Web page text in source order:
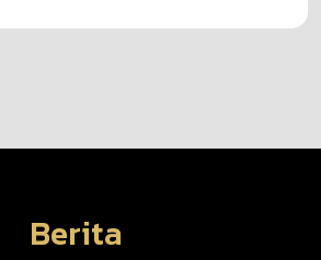
Berita